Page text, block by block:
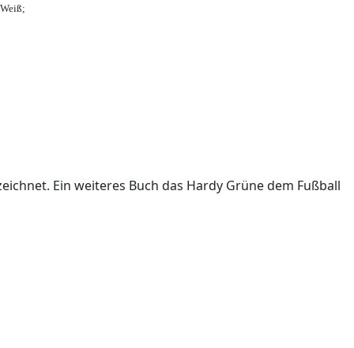
Ein weiteres Buch das Hardy Grüne dem Fußball